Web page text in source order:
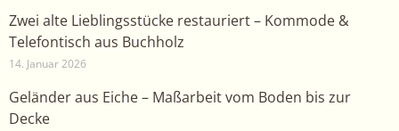
Zwei alte Lieblingsstücke restauriert – Kommode &
Telefontisch aus Buchholz
14. Januar 2026
Geländer aus Eiche – Maßarbeit vom Boden bis zur
Decke